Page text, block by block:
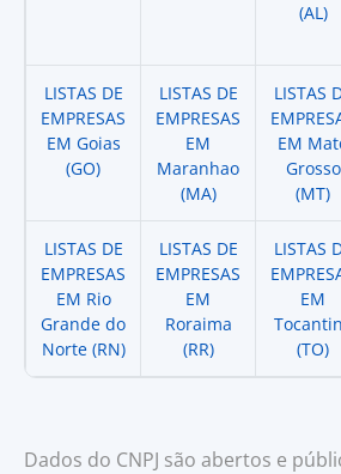
(AL)
LISTAS DE
EMPRESAS
EM Goias
(GO)
LISTAS DE
EMPRESAS
EM
Maranhao
(MA)
LISTAS
EM
Grosso
(MT)
LISTAS DE
EMPRESAS
EM Rio
Grande do
Norte (RN)
LISTAS DE
EMPRESAS
EM
Roraima
(RR)
LISTAS
EM
(TO)
Dados do CNPJ são abertos e